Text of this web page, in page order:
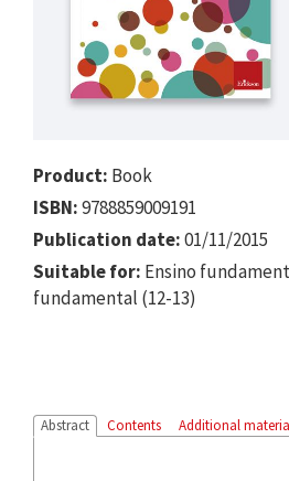
Product: Book
ISBN:9788859009191
Publication date:01/11/2015
Suitable for: Ensino
fundamental (12-13)
Abstract Contents Additional